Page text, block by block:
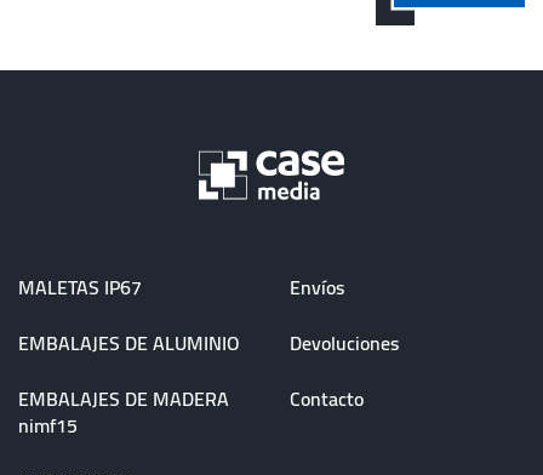
MALETAS IP67
EMBALAJES DE ALUMINIO
EMBALAJES DE MADERA
nimf15
Envíos
Devoluciones
Contacto